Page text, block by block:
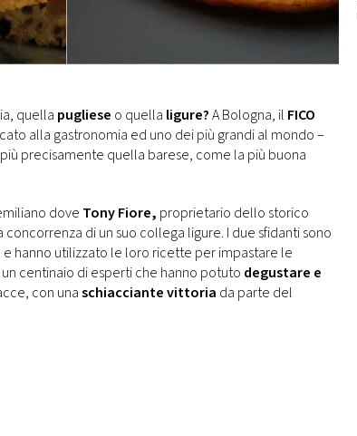
quella pugliese o quella ligure?A Bologna, il FICO
alla gastronomia ed uno dei più grandi al mondo –
precisamente quella barese, come la più buona
dove Tony Fiore, proprietario dello storico
di un suo collega ligure. I due sfidanti sono
e hanno utilizzato le loro ricette per impastare le
centinaio di esperti che hanno potuto degustare e
con unaschiacciante vittoria da parte del